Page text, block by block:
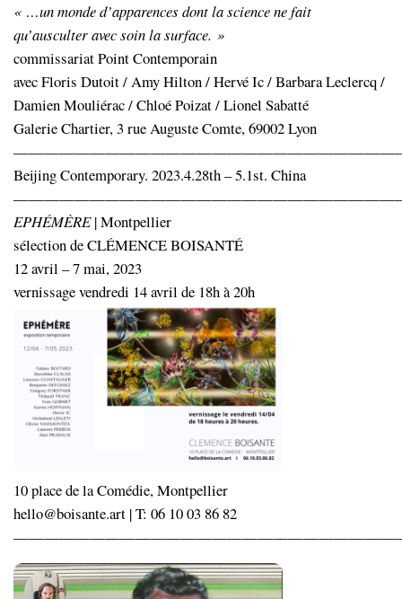
« …un monde d’apparences dont la science ne fait
qu’ausculter avec soin la surface. »
commissariat Point Contemporain
avec Floris Dutoit / Amy Hilton / Hervé Ic / Barbara Leclercq /
Damien Mouliérac / Chloé Poizat / Lionel Sabatté
Galerie Chartier, 3 rue Auguste Comte, 69002 Lyon
Beijing Contemporary. 2023.4.28th – 5.1st. China
EPHÉMÈRE| Montpellier
sélection de CLÉMENCE BOISANTÉ
12 avril – 7 mai, 2023
vernissage vendredi 14 avril de 18h à 20h
10 place de la Comédie, Montpellier
hello@boisante.art | T: 06 10 03 86 82